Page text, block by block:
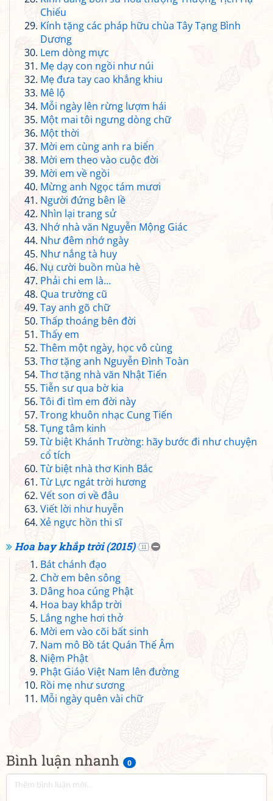
Bình luận nhanh 0
Chiếu
Kính tặng các pháp hữu chùa Tây Tạng Bình
Dương
Lem dòng mực
Mẹ dạy con ngồi như núi
Mẹ đưa tay cao khẳng khiu
Mê lộ
Mỗi ngày lên rừng lượm hái
Một mai tôi ngưng dòng chữ
Một thời
Mời em cùng anh ra biển
Mời em theo vào cuộc đời
Mời em về ngồi
Mừng anh Ngọc tám mươi
Người đứng bên lề
Nhìn lại trang sử
Nhớ nhà văn Nguyễn Mộng Giác
Như đêm nhớ ngày
Như nắng tà huy
Nụ cười buồn mùa hè
Phải chi em là...
Qua trường cũ
Tay anh gõ chữ
Thấp thoáng bên đời
Thấy em
Thêm một ngày, học vô cùng
Thơ tặng anh Nguyễn Đình Toàn
Thơ tặng nhà văn Nhật Tiến
Tiễn sư qua bờ kia
Tôi đi tìm em đời này
Trong khuôn nhạc Cung Tiến
Tụng tâm kinh
Từ biệt Khánh Trường: hãy bước đi như chuyện
cổ tích
Từ biệt nhà thơ Kinh Bắc
Từ Lực ngát trời hương
Vết son ơi về đâu
Viết lời như huyễn
Xẻ ngực hồn thi sĩ
Hoa bay khắp trời (2015) 11
Bát chánh đạo
Chờ em bên sông
Dâng hoa cúng Phật
Hoa bay khắp trời
Lắng nghe hơi thở
Mời em vào cõi bất sinh
Nam mô Bồ tát Quán Thế Âm
Niệm Phật
Phật Giáo Việt Nam lên đường
Rồi mẹ như sương
Mỗi ngày quên vài chữ